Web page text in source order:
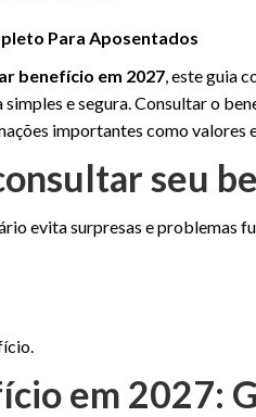
Para Aposentados
benefício em 2027, este guia
e segura. Consultar o
importantes como valores
seu
evita surpresas e problemas
em 2027: